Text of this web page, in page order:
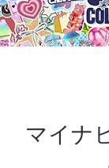
マイナ